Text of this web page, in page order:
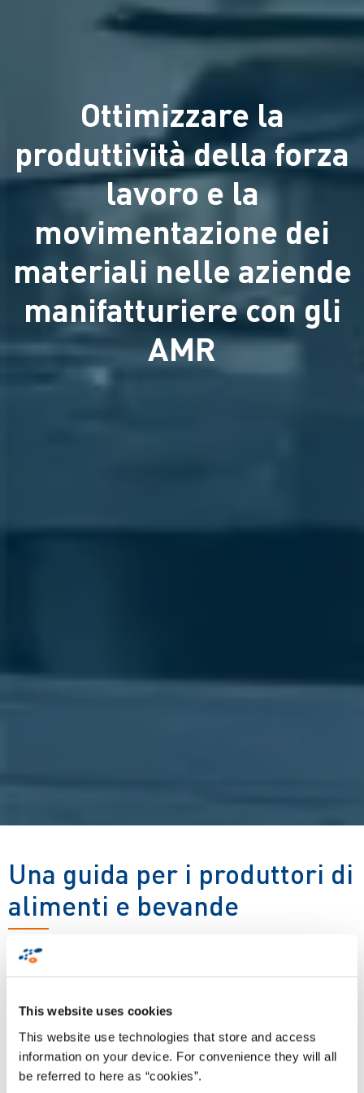
This website uses cookies
This website use technologies that store and access
information on your device. For convenience they will all
be referred to here as “cookies”.
Ottimizzare la
produttività della forza
lavoro e la
movimentazione dei
materiali nelle aziende
manifatturiere con gli
AMR
Una guida per i produttori di
alimenti e bevande
I robot mobili autonomi (AMR) stanno trasformando il
l'efficienza. Questi robot offrono una flessibilità
straordinaria, consentendo ai produttori di ottimizzare i
processi, abbattere i costi e garantire costantemente
standard di sicurezza e qualità elevati. Integrando gli AMR